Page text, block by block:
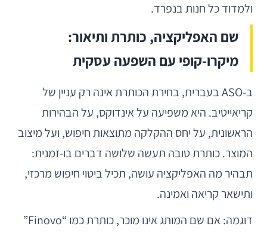
ולמדוד כל חנות בנפרד.
שם האפליקציה, כותרת ותיאור:
מיקרו-קופי עם השפעה עסקית
ב-ASO בעברית, בחירת הכותרת אינה רק עניין של
קריאייטיב. היא משפיעה על אינדוקס, על הבהירות
הראשונית, על יחס ההקלקה מתוצאות חיפוש, ועל מיצוב
המוצר. כותרת טובה תעשה שלושה דברים בו-זמנית:
תבהיר מה האפליקציה עושה, תכיל ביטוי חיפוש מרכזי,
ותישאר קריאה ואמינה.
דוגמה: אם שם המותג אינו מוכר, כותרת כמו “Finovo”